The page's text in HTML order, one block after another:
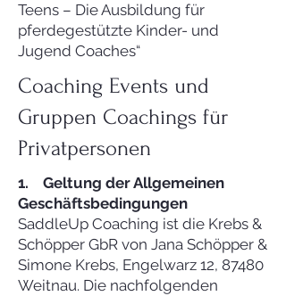
Teens – Die Ausbildung für
pferdegestützte Kinder- und
Jugend Coaches“
Coaching Events und
Gruppen Coachings für
Privatpersonen
1. Geltung der Allgemeinen
Geschäftsbedingungen
SaddleUp Coaching ist die Krebs &
Schöpper GbR von Jana Schöpper &
Simone Krebs, Engelwarz 12, 87480
Weitnau. Die nachfolgenden